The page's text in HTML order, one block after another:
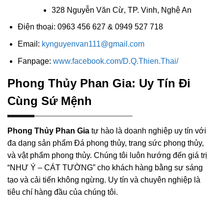
328 Nguyễn Văn Cừ, TP. Vinh, Nghệ An
Điện thoại: 0963 456 627 & 0949 527 718
Email: kynguyenvan111@gmail.com
Fanpage: www.facebook.com/D.Q.Thien.Thai/
Phong Thủy Phan Gia: Uy Tín Đi
Cùng Sứ Mệnh
Phong Thủy Phan Gia tự hào là doanh nghiệp uy tín với
đa dạng sản phẩm Đá phong thủy, trang sức phong thủy,
và vật phẩm phong thủy. Chúng tôi luôn hướng đến giá trị
“NHƯ Ý – CÁT TƯỜNG” cho khách hàng bằng sự sáng
tạo và cải tiến không ngừng. Uy tín và chuyên nghiệp là
tiêu chí hàng đầu của chúng tôi.